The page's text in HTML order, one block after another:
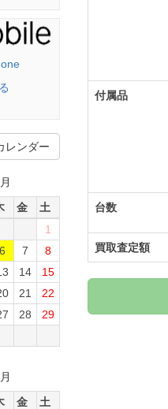
付属品
台数
買取査定額
レンダー
金
土
1
6 7
8
14
15
21
22
28
29
金 土